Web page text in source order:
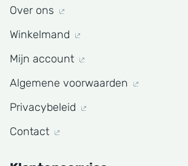
Over ons
Winkelmand
Mijn account
Algemene voorwaarden
Privacybeleid
Contact